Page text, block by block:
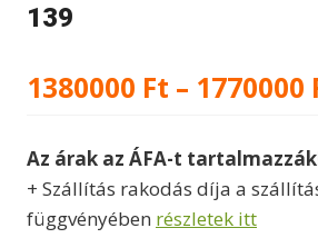
139
1380000 Ft – 1770000
Az árak az ÁFA-t
+ Szállítás rakodás díja a
függvényében részletek itt